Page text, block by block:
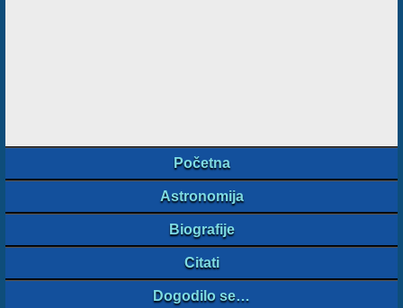
Početna
Astronomija
Biografije
Citati
Dogodilo se…